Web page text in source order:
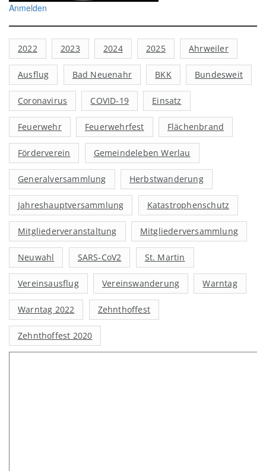
Anmelden
2022 2023 2024 2025 Ahrweiler
Ausflug Bad Neuenahr BKK Bundesweit
Coronavirus COVID-19 Einsatz
Feuerwehr Feuerwehrfest Flächenbrand
Förderverein Gemeindeleben Werlau
Generalversammlung Herbstwanderung
Jahreshauptversammlung Katastrophenschutz
Mitgliederveranstaltung Mitgliederversammlung
Neuwahl SARS-CoV2 St. Martin
Vereinsausflug Vereinswanderung Warntag
Warntag 2022 Zehnthoffest
Zehnthoffest 2020